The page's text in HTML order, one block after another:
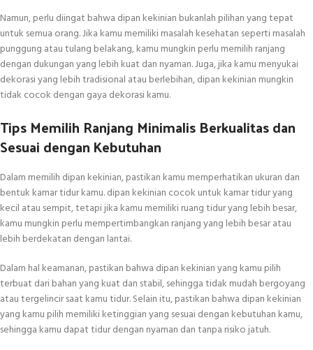
Namun, perlu diingat bahwa dipan kekinian bukanlah pilihan yang tepat
untuk semua orang. Jika kamu memiliki masalah kesehatan seperti masalah
punggung atau tulang belakang, kamu mungkin perlu memilih ranjang
dengan dukungan yang lebih kuat dan nyaman. Juga, jika kamu menyukai
dekorasi yang lebih tradisional atau berlebihan, dipan kekinian mungkin
tidak cocok dengan gaya dekorasi kamu.
Tips Memilih Ranjang Minimalis Berkualitas dan
Sesuai dengan Kebutuhan
Dalam memilih dipan kekinian, pastikan kamu memperhatikan ukuran dan
bentuk kamar tidur kamu. dipan kekinian cocok untuk kamar tidur yang
kecil atau sempit, tetapi jika kamu memiliki ruang tidur yang lebih besar,
kamu mungkin perlu mempertimbangkan ranjang yang lebih besar atau
lebih berdekatan dengan lantai.
Dalam hal keamanan, pastikan bahwa dipan kekinian yang kamu pilih
terbuat dari bahan yang kuat dan stabil, sehingga tidak mudah bergoyang
atau tergelincir saat kamu tidur. Selain itu, pastikan bahwa dipan kekinian
yang kamu pilih memiliki ketinggian yang sesuai dengan kebutuhan kamu,
sehingga kamu dapat tidur dengan nyaman dan tanpa risiko jatuh.